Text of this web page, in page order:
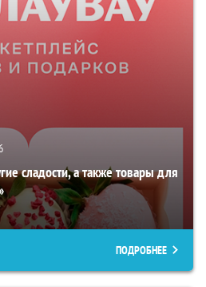
сладости, а также товары для
ПОДРОБНЕЕ